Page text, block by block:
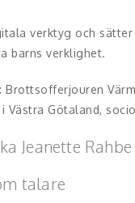
verktyg och
barns verklighet.
Västra Götaland,
Jeanette Rahbe
barns
talare